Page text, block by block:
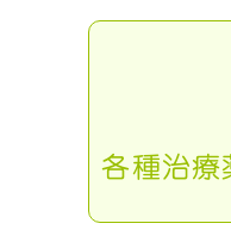
各種治療